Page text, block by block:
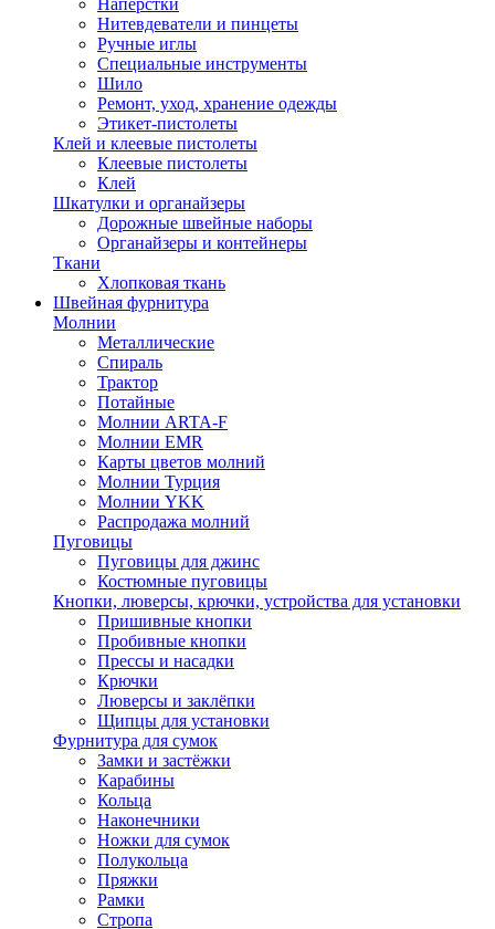
Наперстки
Нитевдеватели и пинцеты
Ручные иглы
Специальные инструменты
Шило
Ремонт, уход, хранение одежды
Этикет-пистолеты
Клей и клеевые пистолеты
Клеевые пистолеты
Клей
Шкатулки и органайзеры
Дорожные швейные наборы
Органайзеры и контейнеры
Ткани
Хлопковая ткань
Швейная фурнитура
Молнии
Металлические
Спираль
Трактор
Потайные
Молнии ARTA-F
Молнии EMR
Карты цветов молний
Молнии Турция
Молнии YKK
Распродажа молний
Пуговицы
Пуговицы для джинс
Костюмные пуговицы
Кнопки, люверсы, крючки, устройства для установки
Пришивные кнопки
Пробивные кнопки
Прессы и насадки
Крючки
Люверсы и заклёпки
Щипцы для установки
Фурнитура для сумок
Замки и застёжки
Карабины
Кольца
Наконечники
Ножки для сумок
Полукольца
Пряжки
Рамки
Стропа